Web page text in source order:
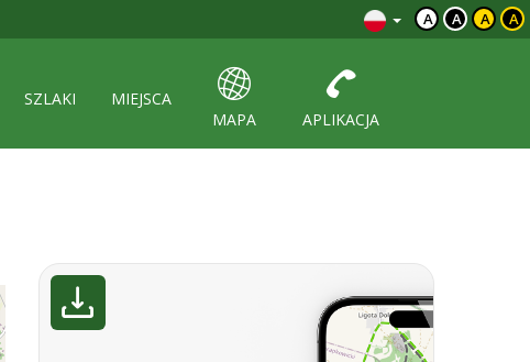
A A A A
SZLAKI
MIEJSCA
MAPA
APLIKACJA